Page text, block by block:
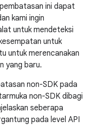
ini dapat
kami ingin
untuk mendeteksi
untuk
untuk merencanakan
yang baru.
non-SDK pada
non-SDK dibagi
seberapa
pada level API